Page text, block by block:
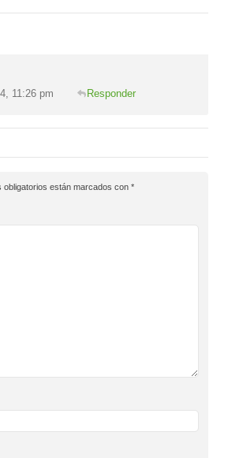
11:26 pm Responder
obligatorios están marcados con *